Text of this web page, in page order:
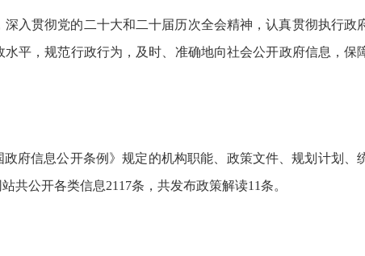
入贯彻党的二十大和二十届历次全会精神，认真贯彻执行政
平，规范行政行为，及时、准确地向社会公开政府信息，保
府信息公开条例》规定的机构职能、政策文件、规划计划、
共公开各类信息2117条，共发布政策解读11条。